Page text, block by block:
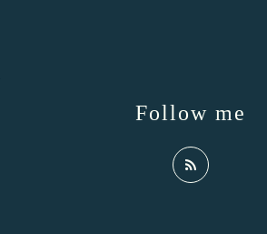
Follow me